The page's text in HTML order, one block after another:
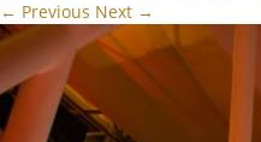
← Previous Next →